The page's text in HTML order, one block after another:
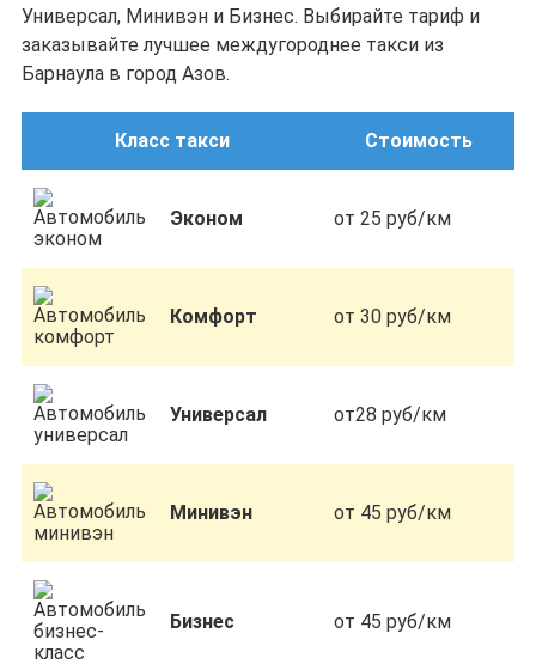
Универсал, Минивэн и Бизнес. Выбирайте тариф и
заказывайте лучшее междугороднее такси из
Барнаула в город Азов.
Класс такси Стоимость
Эконом от 25 руб/км
Комфорт от 30 руб/км
Универсал от28 руб/км
Минивэн от 45 руб/км
Бизнес от 45 руб/км